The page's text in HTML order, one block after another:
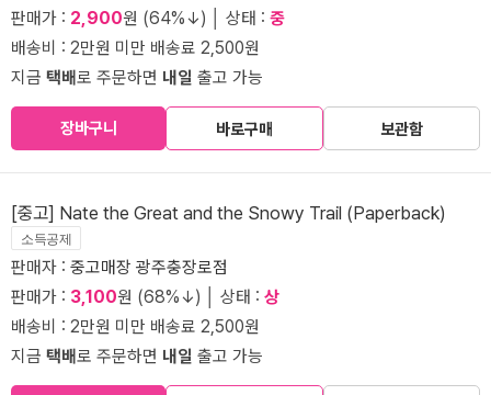
판매가 : 2,900원 (64%↓) │ 상태 : 중
배송비 : 2만원 미만 배송료 2,500원
지금 택배로 주문하면 내일 출고 가능
장바구니 바로구매 보관함
[중고] Nate the Great and the Snowy Trail (Paperback)
소득공제
판매자 : 중고매장 광주충장로점
판매가 : 3,100원 (68%↓) │ 상태 : 상
배송비 : 2만원 미만 배송료 2,500원
지금 택배로 주문하면 내일 출고 가능